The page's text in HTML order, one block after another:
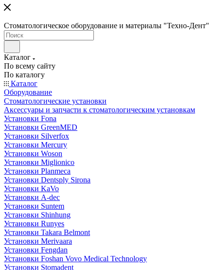
Стоматологическое оборудование и материалы "Техно-Дент"
Каталог
По всему сайту
По каталогу
Каталог
Оборудование
Стоматологические установки
Аксессуары и запчасти к стоматологическим установкам
Установки Fona
Установки GreenMED
Установки Silverfox
Установки Mercury
Установки Woson
Установки Miglionico
Установки Planmeca
Установки Dentsply Sirona
Установки KaVo
Установки A-dec
Установки Suntem
Установки Shinhung
Установки Runyes
Установки Takara Belmont
Установки Merivaara
Установки Fengdan
Установки Foshan Vovo Medical Technology
Установки Stomadent